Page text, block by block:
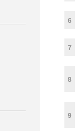
6
7
8
9